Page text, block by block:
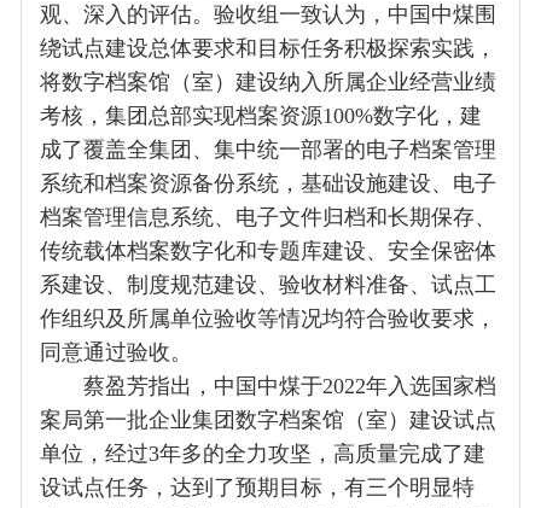
观、深入的评估。验收组一致认为，中国中煤围
绕试点建设总体要求和目标任务积极探索实践，
将数字档案馆（室）建设纳入所属企业经营业绩
考核，集团总部实现档案资源100%数字化，建
成了覆盖全集团、集中统一部署的电子档案管理
系统和档案资源备份系统，基础设施建设、电子
档案管理信息系统、电子文件归档和长期保存、
传统载体档案数字化和专题库建设、安全保密体
系建设、制度规范建设、验收材料准备、试点工
作组织及所属单位验收等情况均符合验收要求，
同意通过验收。
蔡盈芳指出，中国中煤于2022年入选国家档
案局第一批企业集团数字档案馆（室）建设试点
单位，经过3年多的全力攻坚，高质量完成了建
设试点任务，达到了预期目标，有三个明显特